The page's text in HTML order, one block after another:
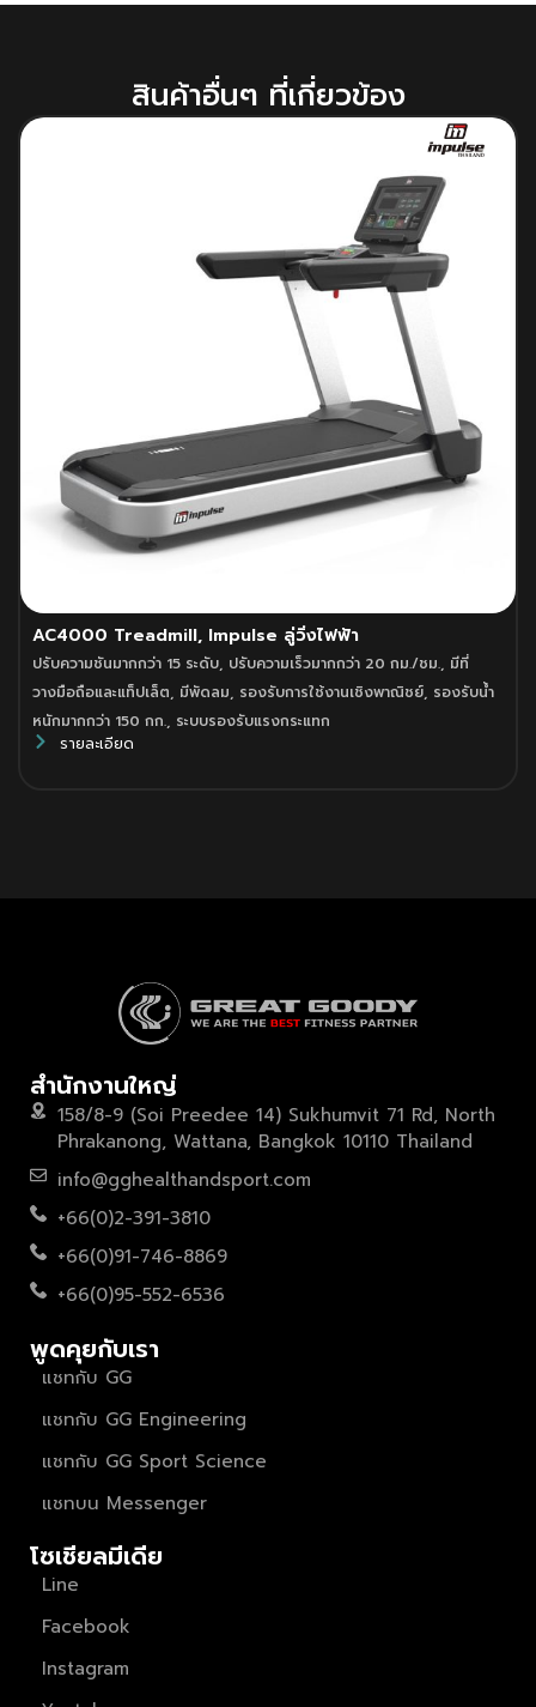
สินค้าอื่นๆ ที่เกี่ยวข้อง
AC4000 Treadmill, Impulse ลู่วิ่งไฟฟ้า
ปรับความชันมากกว่า 15 ระดับ, ปรับความเร็วมากกว่า 20 กม./ชม., มีที่
วางมือถือและแท็ปเล็ต, มีพัดลม, รองรับการใช้งานเชิงพาณิชย์, รองรับน้ำ
หนักมากกว่า 150 กก., ระบบรองรับแรงกระแทก
รายละเอียด
สำนักงานใหญ่
158/8-9 (Soi Preedee 14) Sukhumvit 71 Rd, North
Phrakanong, Wattana, Bangkok 10110 Thailand
info@gghealthandsport.com
+66(0)2-391-3810
+66(0)91-746-8869
+66(0)95-552-6536
พูดคุยกับเรา
แชทกับ GG
แชทกับ GG Engineering
แชทกับ GG Sport Science
แชทบน Messenger
โซเชียลมีเดีย
Line
Facebook
Instagram